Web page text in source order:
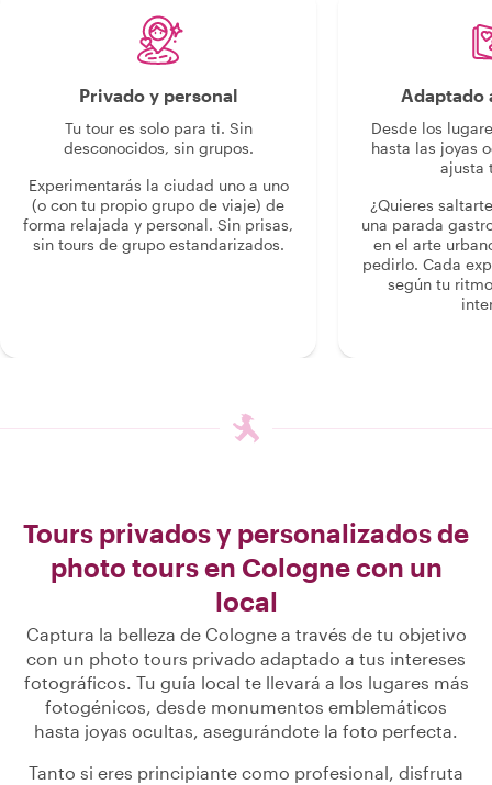
Privado y personal
Tu tour es solo para ti. Sin
desconocidos, sin grupos.
Experimentarás la ciudad uno a uno
(o con tu propio grupo de viaje) de
forma relajada y personal. Sin prisas,
sin tours de grupo estandarizados.
Adaptado
Desde los
hasta las joyas
ajusta
¿Quieres
una parada
en el arte
pedirlo. Cada
según tu
Tours privados y personalizados de
photo tours en Cologne con un
local
Captura la belleza de Cologne a través de tu objetivo
con un photo tours privado adaptado a tus intereses
fotográficos. Tu guía local te llevará a los lugares más
fotogénicos, desde monumentos emblemáticos
hasta joyas ocultas, asegurándote la foto perfecta.
Tanto si eres principiante como profesional, disfruta